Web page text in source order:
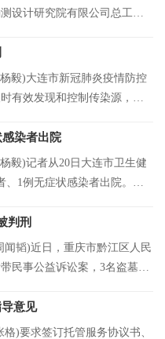
设计研究院有限公司总工程
)大连市新冠肺炎疫情防控
有效发现和控制传染源，结
染者出院
)记者从20日大连市卫生健
1例无症状感染者出院。目
判刑
韬)近日，重庆市黔江区人民
民事公益诉讼案，3名盗墓者
意见
)要求签订托管服务协议书、